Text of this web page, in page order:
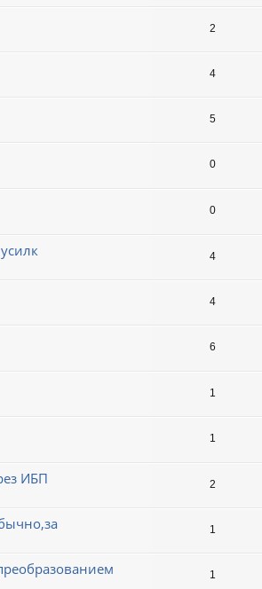
2
4
5
0
0
4
4
6
1
1
ИБП 2
1
1